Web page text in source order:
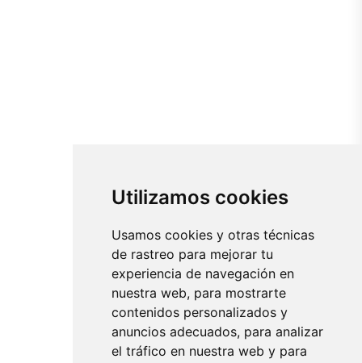
Utilizamos cookies
Usamos cookies y otras técnicas
de rastreo para mejorar tu
experiencia de navegación en
nuestra web, para mostrarte
contenidos personalizados y
anuncios adecuados, para analizar
el tráfico en nuestra web y para